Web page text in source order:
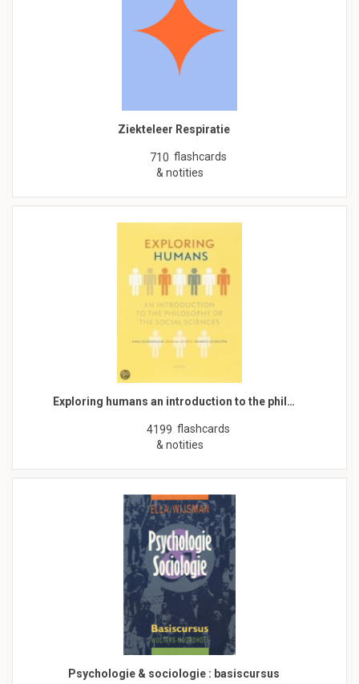
Ziekteleer Respiratie
710 flashcards
& notities
Exploring humans an introduction to the phil…
4199 flashcards
& notities
Psychologie & sociologie : basiscursus